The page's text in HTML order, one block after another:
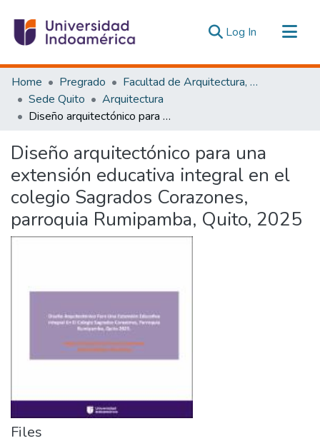
Log In (current)
Communities & Collections
All of DSpace
Statistics
Home Pregrado
Facultad de Arquitectura, Artes y Diseño
Sede Quito
Arquitectura
Diseño arquitectónico para una extensión educativa integral en el colegio Sagrados Corazones, parroquia Rumipamba, Quito, 2025
Diseño arquitectónico para una
extensión educativa integral en el
colegio Sagrados Corazones,
parroquia Rumipamba, Quito, 2025
Files